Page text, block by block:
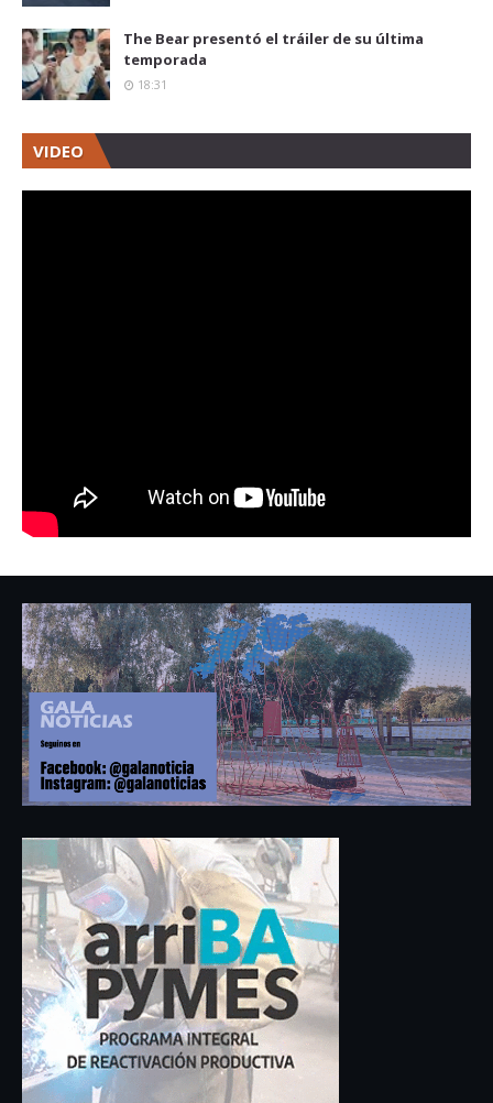
The Bear presentó el tráiler de su última
temporada
18:31
VIDEO